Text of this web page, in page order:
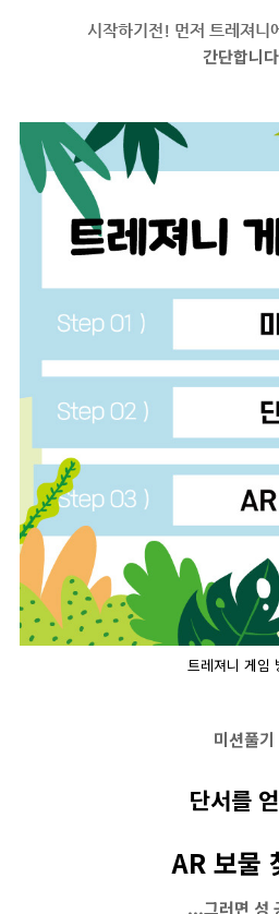
시작하기전! 먼저 트레져니
간단합니
트레져니 게임
미션풀기
단서를
AR 보물
...그러면 성